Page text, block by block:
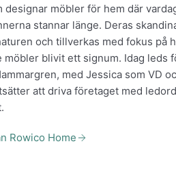
möbler för hem där
stannar länge. Deras
och tillverkas med fokus på
blivit ett signum. Idag leds
med Jessica som VD
att driva företaget med
Rowico Home